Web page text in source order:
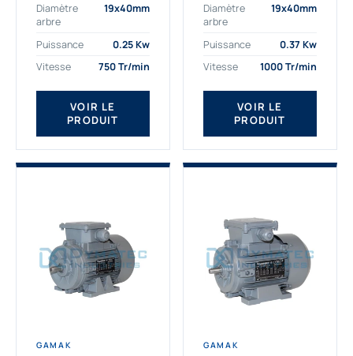
aux applications
sévères. Nous
déterminons,
fournissons
des moteurs
asynchrones depuis de
nombreuses années....
Diamètre
arbre
19x40mm
Puissance
0.25 Kw
Vitesse
750 Tr/min
VOIR LE
PRODUIT
aux applications
industrielles.
Commander un moteur
Gamak c’est choisir un
produit de très haute
qualité....
Diamètre
arbre
19x40mm
Puissance
0.37 Kw
Vitesse
1000 Tr/min
VOIR LE
PRODUIT
GAMAK GAMAK